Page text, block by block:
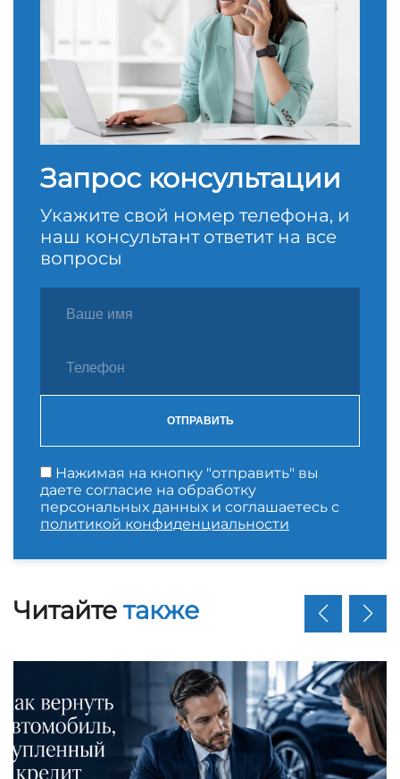
Запрос консультации
Укажите свой номер телефона, и
наш консультант ответит на все
вопросы
ОТПРАВИТЬ
Нажимая на кнопку "отправить" вы
даете согласие на обработку
персональных данных и соглашаетесь с
политикой конфиденциальности
Читайте также